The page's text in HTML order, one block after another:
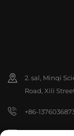
2. sal, Minqi
Road, Xili
+86-
[email